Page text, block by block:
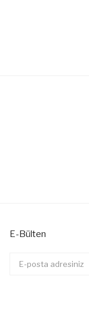
E-Bülten